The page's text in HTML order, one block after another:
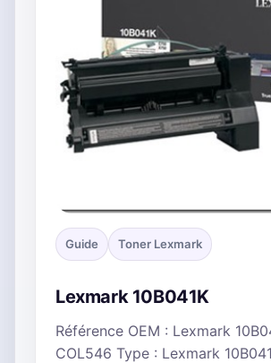
Guide Toner Lexmark
Lexmark 10B041K
Référence OEM : Lexmark
COL546 Type : Lexmark